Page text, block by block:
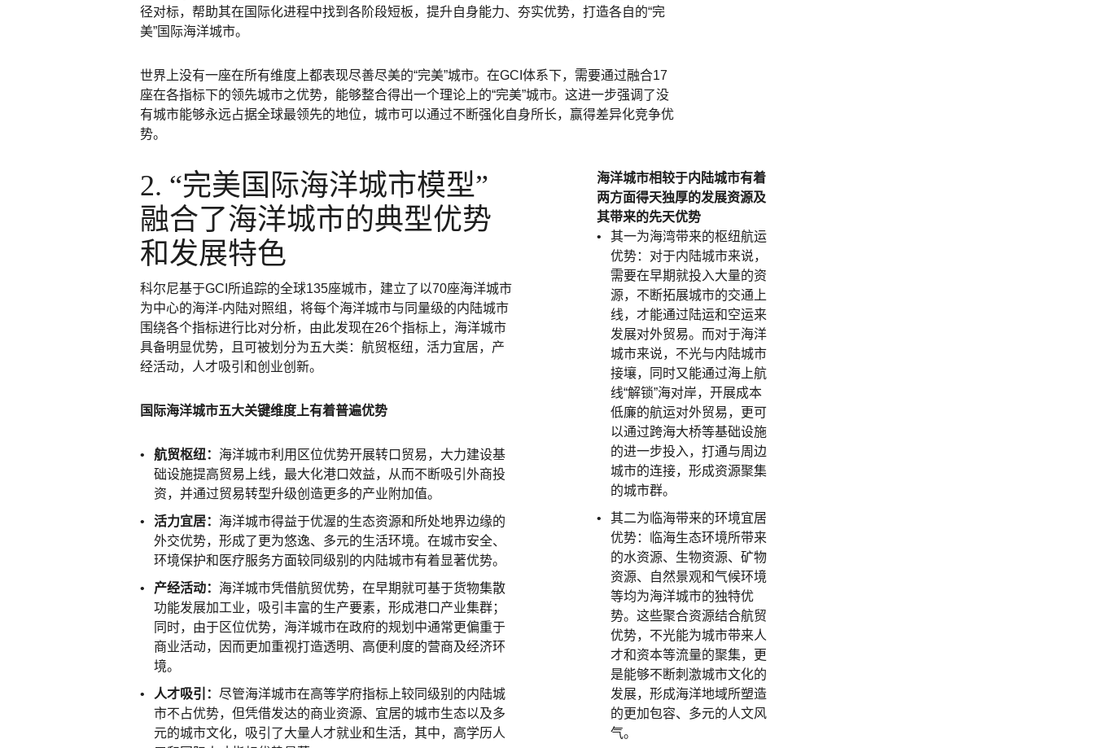
径对标，帮助其在国际化进程中找到各阶段短板，提升自身能力、夯实优势，打造各自的“完
美”国际海洋城市。
世界上没有一座在所有维度上都表现尽善尽美的“完美”城市。在GCI体系下，需要通过融合17
座在各指标下的领先城市之优势，能够整合得出一个理论上的“完美”城市。这进一步强调了没
有城市能够永远占据全球最领先的地位，城市可以通过不断强化自身所长，赢得差异化竞争优
势。
海洋城市相较于内陆城市有着
两方面得天独厚的发展资源及
其带来的先天优势
其一为海湾带来的枢纽航运
优势：对于内陆城市来说，
需要在早期就投入大量的资
源，不断拓展城市的交通上
线，才能通过陆运和空运来
发展对外贸易。而对于海洋
城市来说，不光与内陆城市
接壤，同时又能通过海上航
线“解锁”海对岸，开展成本
低廉的航运对外贸易，更可
以通过跨海大桥等基础设施
的进一步投入，打通与周边
城市的连接，形成资源聚集
的城市群。
其二为临海带来的环境宜居
优势：临海生态环境所带来
的水资源、生物资源、矿物
资源、自然景观和气候环境
等均为海洋城市的独特优
势。这些聚合资源结合航贸
优势，不光能为城市带来人
才和资本等流量的聚集，更
是能够不断刺激城市文化的
发展，形成海洋地域所塑造
的更加包容、多元的人文风
气。
2. “完美国际海洋城市模型”
融合了海洋城市的典型优势
和发展特色
科尔尼基于GCI所追踪的全球135座城市，建立了以70座海洋城市
为中心的海洋-内陆对照组，将每个海洋城市与同量级的内陆城市
围绕各个指标进行比对分析，由此发现在26个指标上，海洋城市
具备明显优势，且可被划分为五大类：航贸枢纽，活力宜居，产
经活动，人才吸引和创业创新。
国际海洋城市五大关键维度上有着普遍优势
航贸枢纽： 海洋城市利用区位优势开展转口贸易，大力建设基
础设施提高贸易上线，最大化港口效益，从而不断吸引外商投
资，并通过贸易转型升级创造更多的产业附加值。
活力宜居： 海洋城市得益于优渥的生态资源和所处地界边缘的
外交优势，形成了更为悠逸、多元的生活环境。在城市安全、
环境保护和医疗服务方面较同级别的内陆城市有着显著优势。
产经活动： 海洋城市凭借航贸优势，在早期就可基于货物集散
功能发展加工业，吸引丰富的生产要素，形成港口产业集群；
同时，由于区位优势，海洋城市在政府的规划中通常更偏重于
商业活动，因而更加重视打造透明、高便利度的营商及经济环
境。
人才吸引： 尽管海洋城市在高等学府指标上较同级别的内陆城
市不占优势，但凭借发达的商业资源、宜居的城市生态以及多
元的城市文化，吸引了大量人才就业和生活，其中，高学历人